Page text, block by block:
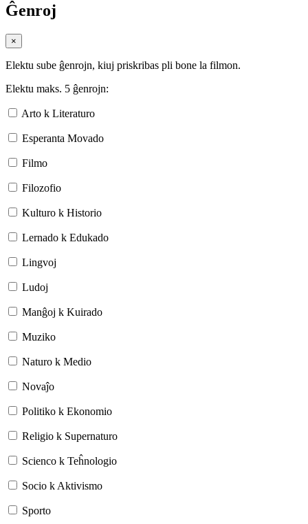
Ĝenroj
×
Elektu sube ĝenrojn, kiuj priskribas pli bone la filmon.
Elektu maks. 5 ĝenrojn:
Arto k Literaturo
Esperanta Movado
Filmo
Filozofio
Kulturo k Historio
Lernado k Edukado
Lingvoj
Ludoj
Manĝoj k Kuirado
Muziko
Naturo k Medio
Novaĵo
Politiko k Ekonomio
Religio k Supernaturo
Scienco k Teĥnologio
Socio k Aktivismo
Sporto